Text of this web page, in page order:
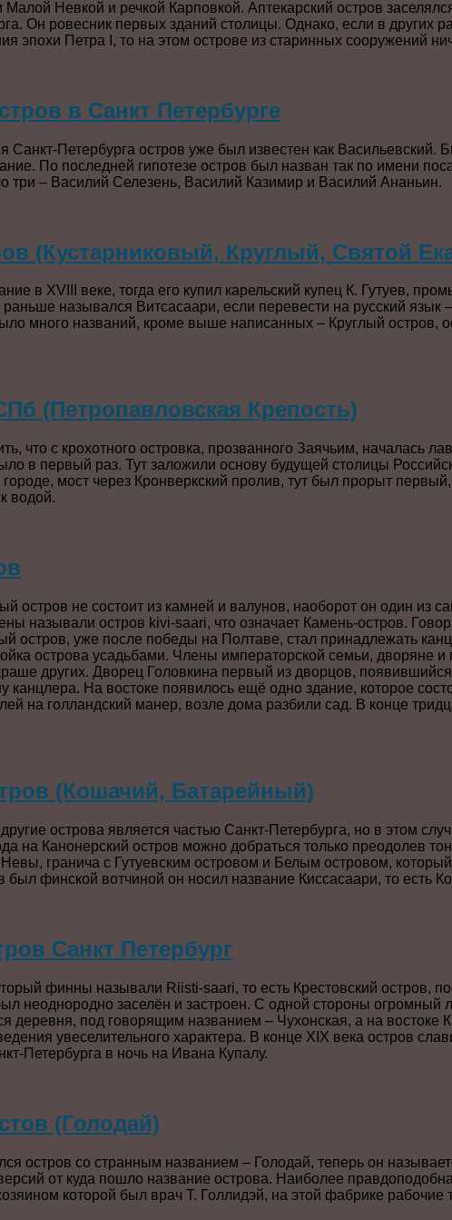
Невкой и речкой Карповкой. Аптекарский остров
Он ровесник первых зданий столицы. Однако, если в других
эпохи Петра I, то на этом острове из старинных сооружений
в Санкт Петербурге
Санкт-Петербурга остров уже был известен как Васильевский.
По последней гипотезе остров был назван так по имени
три – Василий Селезень, Василий Казимир и Василий Ананьин.
(Кустарниковый, Круглый, Святой
в XVIII веке, тогда его купил карельский купец К. Гутуев,
раньше назывался Витсасаари, если перевести на русский язык
много названий, кроме выше написанных – Круглый остров,
(Петропавловская Крепость)
что с крохотного островка, прозванного Заячьим, началась
в первый раз. Тут заложили основу будущей столицы
мост через Кронверкский пролив, тут был прорыт
водой.
остров не состоит из камней и валунов, наоборот он один из
называли остров kivi-saari, что означает Камень-остров.
остров, уже после победы на Полтаве, стал принадлежать
острова усадьбами. Члены императорской семьи, дворяне
других. Дворец Головкина первый из дворцов,
канцлера. На востоке появилось ещё одно здание, которое
на голландский манер, возле дома разбили сад. В конце
(Кошачий, Батарейный)
острова является частью Санкт-Петербурга, но в этом
на Канонерский остров можно добраться только преодолев
гранича с Гутуевским островом и Белым островом,
был финской вотчиной он носил название Киссасаари, то есть
Санкт Петербург
финны называли Riisti-saari, то есть Крестовский остров,
неоднородно заселён и застроен. С одной стороны огромный
деревня, под говорящим названием – Чухонская, а на востоке
увеселительного характера. В конце XIX века остров
Петербурга в ночь на Ивана Купалу.
(Голодай)
остров со странным названием – Голодай, теперь он
от куда пошло название острова. Наиболее
которой был врач Т. Голлидэй, на этой фабрике рабочие